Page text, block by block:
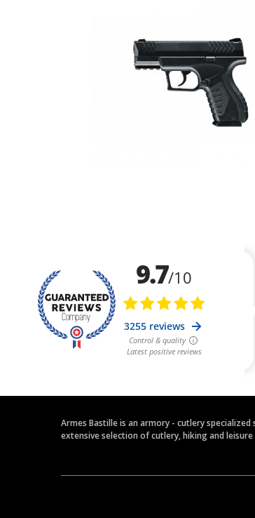
Armes Bastille is an armory - cutlery
extensive selection of cutlery, hiking and